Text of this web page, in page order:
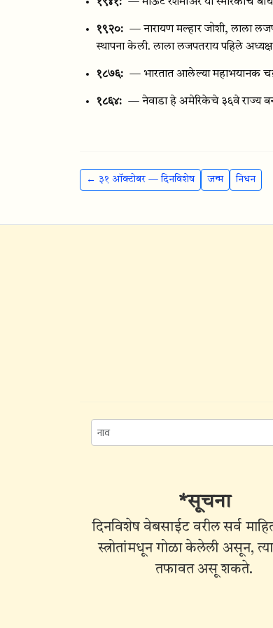
१९२०: — नारायण मल्हार जोशी, लाला
स्थापना केली. लाला लजपतराय पहिले
१८७६: — भारतात आलेल्या महाभयानक
१८६४: — नेवाडा हे अमेरिकेचे ३६वे राज्य
← ३१ ऑक्टोबर — दिनविशेष जन्म निधन
*सूचना
दिनविशेष वेबसाईट वरील सर्व
स्त्रोतांमधून गोळा केलेली असून,
तफावत असू शकते.